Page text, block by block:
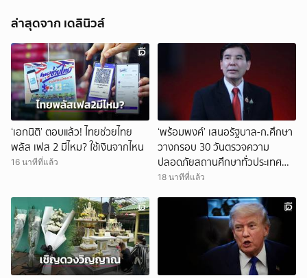
ล่าสุดจาก เดลินิวส์
‘เอกนิติ’ ตอบแล้ว! ไทยช่วยไทย
พลัส เฟส 2 มีไหม? ใช้เงินจากไหน
16 นาทีที่แล้ว
‘พร้อมพงศ์’ เสนอรัฐบาล-ก.ศึกษา
วางกรอบ 30 วันตรวจความ
ปลอดภัยสถานศึกษาทั่วประเทศ
ปิดช่องโหว่เข้าถึงอาวุธ
18 นาทีที่แล้ว